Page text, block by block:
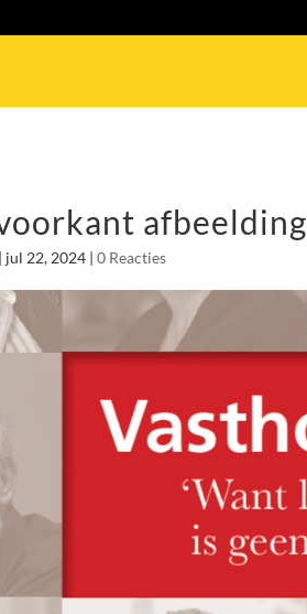
afbeelding
| jul 22, 2024 |0 Reacties